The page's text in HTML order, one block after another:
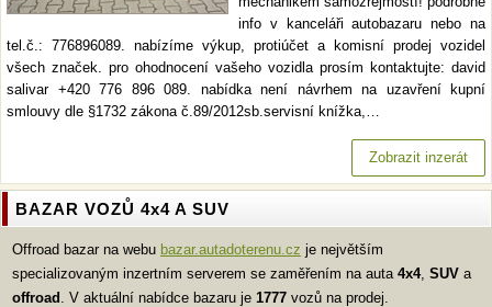
info v kanceláři autobazaru nebo na
tel.č.: 776896089. nabízíme výkup, protiúčet a komisní prodej vozidel
všech značek. pro ohodnocení vašeho vozidla prosím kontaktujte: david
salivar +420 776 896 089. nabídka není návrhem na uzavření kupní
smlouvy dle §1732 zákona č.89/2012sb.servisní knížka,…
Zobrazit inzerát
BAZAR VOZŮ 4x4 A SUV
Offroad bazar na webu bazar.autadoterenu.cz je největším
specializovaným inzertním serverem se zaměřením na auta 4x4, SUV a
offroad . V aktuální nabídce bazaru je 1777 vozů na prodej.